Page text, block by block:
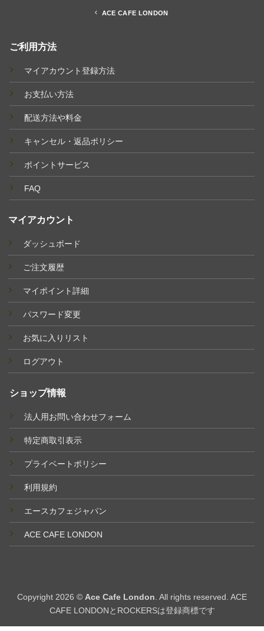
ACE CAFE LONDON
ご利用方法
マイアカウント登録方法
お支払い方法
配送方法や料金
キャンセル・返品ポリシー
ポイントサービス
FAQ
マイアカウント
ダッシュボード
ご注文履歴
マイポイント詳細
パスワード変更
お気に入りリスト
ログアウト
ショップ情報
法人用お問い合わせフォーム
特定商取引表示
プライベートポリシー
利用規約
エースカフェジャパン
ACE CAFE LONDON
Copyright 2026 © Ace Cafe London . All rights reserved. ACE
CAFE LONDONとROCKERSは登録商標です